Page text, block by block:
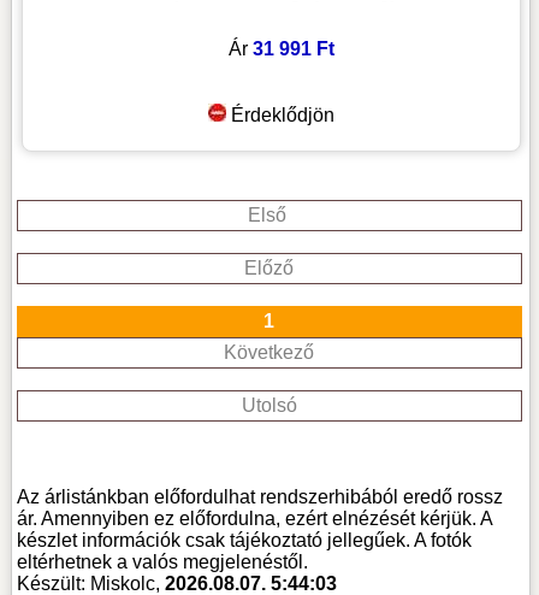
Ár31 991 Ft
Érdeklődjön
Első
Előző
1
Következő
Utolsó
Az árlistánkban előfordulhat rendszerhibából eredő rossz
ár. Amennyiben ez előfordulna, ezért elnézését kérjük. A
készlet információk csak tájékoztató jellegűek. A fotók
eltérhetnek a valós megjelenéstől.
Készült: Miskolc,2026.08.07. 5:44:03